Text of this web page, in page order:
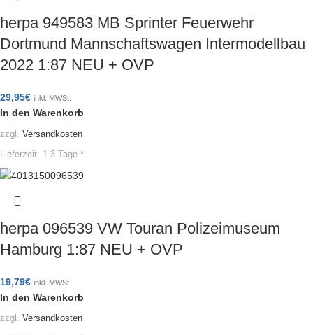
herpa 949583 MB Sprinter Feuerwehr
Dortmund Mannschaftswagen Intermodellbau
2022 1:87 NEU + OVP
29,95€ inkl. MWSt.
In den Warenkorb
zzgl. Versandkosten
Lieferzeit: 1-3 Tage *
herpa 096539 VW Touran Polizeimuseum
Hamburg 1:87 NEU + OVP
19,79€ inkl. MWSt.
In den Warenkorb
zzgl. Versandkosten